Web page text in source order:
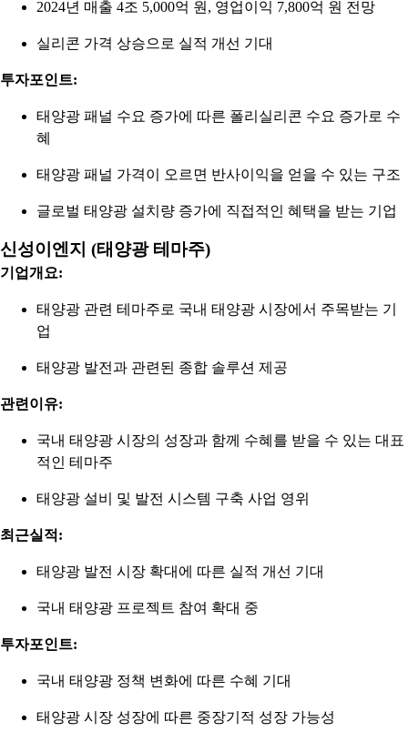
2024년 매출 4조 5,000억 원, 영업이익 7,800억 원 전망
실리콘 가격 상승으로 실적 개선 기대
투자포인트:
태양광 패널 수요 증가에 따른 폴리실리콘 수요 증가로 수
혜
태양광 패널 가격이 오르면 반사이익을 얻을 수 있는 구조
글로벌 태양광 설치량 증가에 직접적인 혜택을 받는 기업
신성이엔지 (태양광 테마주)
기업개요:
태양광 관련 테마주로 국내 태양광 시장에서 주목받는 기
업
태양광 발전과 관련된 종합 솔루션 제공
관련이유:
국내 태양광 시장의 성장과 함께 수혜를 받을 수 있는 대표
적인 테마주
태양광 설비 및 발전 시스템 구축 사업 영위
최근실적:
태양광 발전 시장 확대에 따른 실적 개선 기대
국내 태양광 프로젝트 참여 확대 중
투자포인트:
국내 태양광 정책 변화에 따른 수혜 기대
태양광 시장 성장에 따른 중장기적 성장 가능성